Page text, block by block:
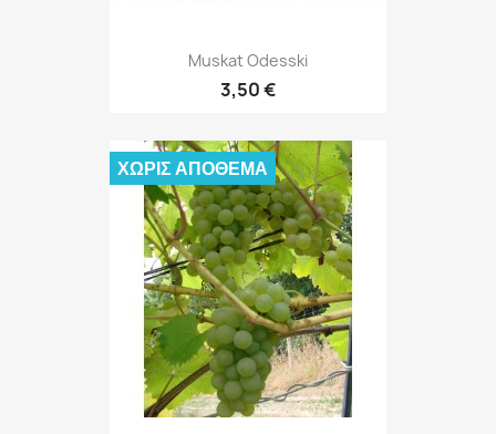
Muskat Odesski
3,50 €
ΧΩΡΊΣ ΑΠΌΘΕΜΑ